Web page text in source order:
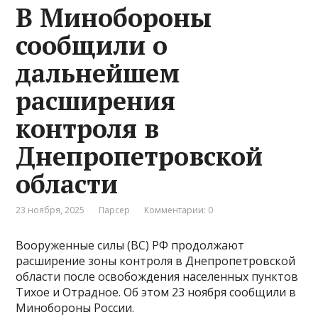
В Минобороны
сообщили о
дальнейшем
расширения
контроля в
Днепропетровской
области
23 ноября, 2025 Парсер Комментарии: 0
Вооруженные силы (ВС) РФ продолжают
расширение зоны контроля в Днепропетровской
области после освобождения населенных пунктов
Тихое и Отрадное. Об этом 23 ноября сообщили в
Минобороны России.